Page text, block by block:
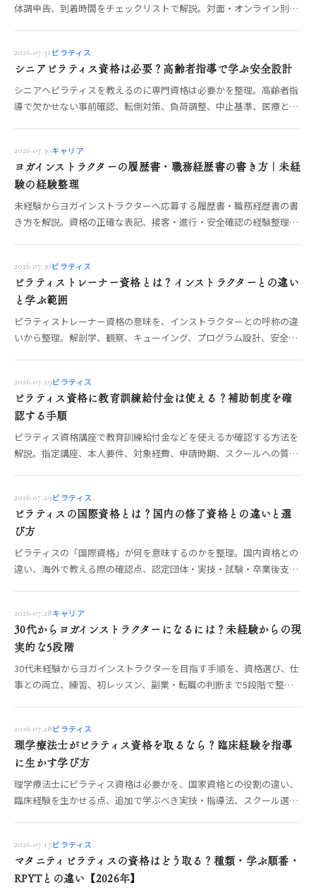
体調申告、到着時間をチェックリストで解説。対面・オンライン別の
2026.07.31 ピラティス
シニアピラティス資格は必要？高齢者指導で学ぶ安全設計
シニアへピラティスを教えるのに専門資格は必要かを整理。高齢者指
導で欠かせない事前確認、転倒対策、負荷調整、中止基準、医療との
2026.07.30キャリア
ヨガインストラクターの履歴書・職務経歴書の書き方｜未経
験の経験整理
未経験からヨガインストラクターへ応募する履歴書・職務経歴書の書
き方を解説。資格の正確な表記、接客・進行・安全確認の経験整理、
2026.07.30ピラティス
ピラティストレーナー資格とは？インストラクターとの違い
と学ぶ範囲
ピラティストレーナー資格の意味を、インストラクターとの呼称の違
いから整理。解剖学、観察、キューイング、プログラム設計、安全管
2026.07.29ピラティス
ピラティス資格に教育訓練給付金は使える？補助制度を確
認する手順
ピラティス資格講座で教育訓練給付金などを使えるか確認する方法を
解説。指定講座、本人要件、対象経費、申請時期、スクールへの質問
2026.07.29ピラティス
ピラティスの国際資格とは？国内の修了資格との違いと選
び方
ピラティスの「国際資格」が何を意味するのかを整理。国内資格との
違い、海外で教える際の確認点、認定団体・実技・試験・卒業後支援
2026.07.28キャリア
30代からヨガインストラクターになるには？未経験からの現
実的な5段階
30代未経験からヨガインストラクターを目指す手順を、資格選び、仕
事との両立、練習、初レッスン、副業・転職の判断まで5段階で整理
2026.07.28ピラティス
理学療法士がピラティス資格を取るなら？臨床経験を指導
に生かす学び方
理学療法士にピラティス資格は必要かを、国家資格との役割の違い、
臨床経験を生かせる点、追加で学ぶべき実技・指導法、スクール選び
2026.07.17ピラティス
マタニティピラティスの資格はどう取る？種類・学ぶ順番・
RPYTとの違い【2026年】